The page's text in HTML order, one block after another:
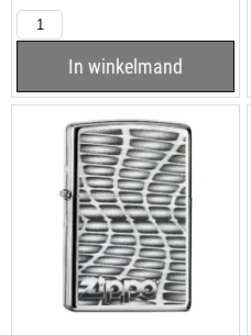
gedurfd, mannelijk en
prachtig ontworpen. De...
In winkelmand